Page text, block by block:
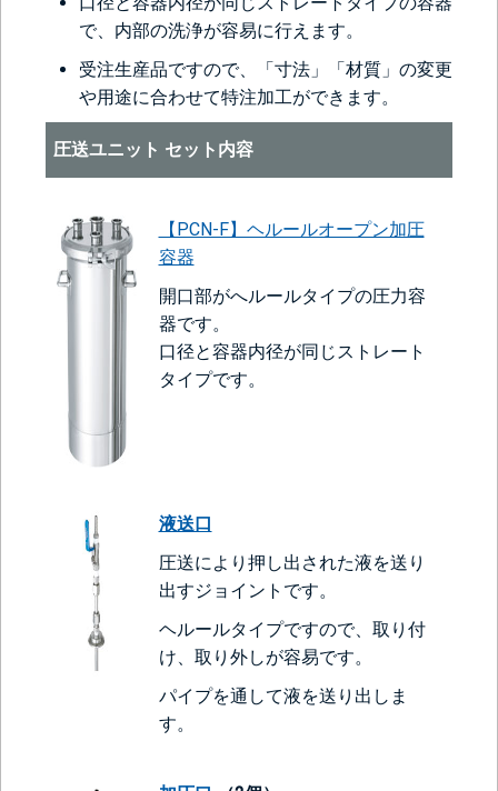
で、内部の洗浄が容易に行えます。
受注生産品ですので、「寸法」「材質」の変更
や用途に合わせて特注加工ができます。
圧送ユニット セット内容
【PCN-F】ヘルールオープン加圧
容器
開口部がへルールタイプの圧力容
器です。
口径と容器内径が同じストレート
タイプです。
液送口
圧送により押し出された液を送り
出すジョイントです。
ヘルールタイプですので、取り付
け、取り外しが容易です。
パイプを通して液を送り出しま
す。